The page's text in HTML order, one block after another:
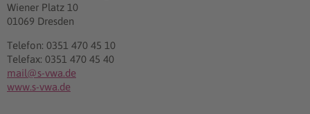
Wiener Platz 10
01069 Dresden
Telefon: 0351 470 45 10
Telefax: 0351 470 45 40
mail@s-vwa.de
www.s-vwa.de